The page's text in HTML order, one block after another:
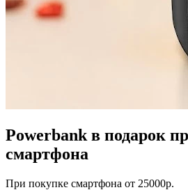
Powerbank в подарок
смартфона
При покупке смартфона от 25000р.